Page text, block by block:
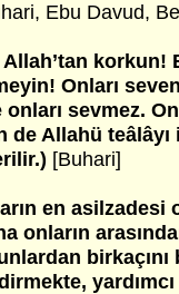
Ebu Davud,
korkun!
Onları
sevmez.
Allahü
[Buhari]
en asilzadesi
onların